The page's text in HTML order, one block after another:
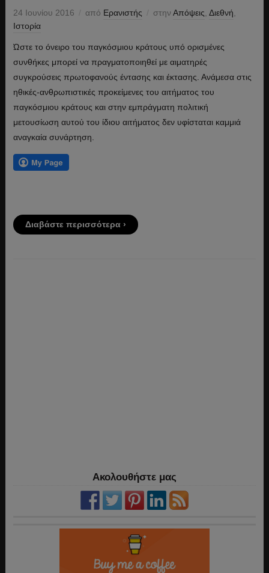
24 Ιουνίου 2016 από Ερανιστής στηνΑπόψεις Διεθνή
Ιστορία
Ώστε το όνειρο του παγκόσμιου κράτους υπό ορισμένες
συνθήκες μπορεί να πραγματοποιηθεί με αιματηρές
συγκρούσεις πρωτοφανούς έντασης και έκτασης. Ανάμεσα στις
ηθικές-ανθρωπιστικές προκείμενες του αιτήματος του
παγκόσμιου κράτους και στην εμπράγματη πολιτική
μετουσίωση αυτού του ίδιου αιτήματος δεν υφίσταται καμμιά
αναγκαία συνάρτηση.
Διαβάστε περισσότερα ›
Ακολουθήστε μας